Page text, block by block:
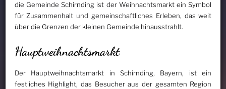
die Gemeinde Schirnding ist der Weihnachtsmarkt ein Symbol
für Zusammenhalt und gemeinschaftliches Erleben, das weit
über die Grenzen der kleinen Gemeinde hinausstrahlt.
Hauptweihnachtsmarkt
Der Hauptweihnachtsmarkt in Schirnding, Bayern, ist ein
festliches Highlight, das Besucher aus der gesamten Region